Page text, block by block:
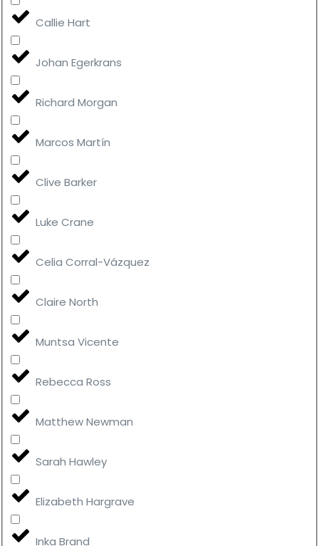
Callie Hart
Johan Egerkrans
Richard Morgan
Marcos Martín
Clive Barker
Luke Crane
Celia Corral-Vázquez
Claire North
Muntsa Vicente
Rebecca Ross
Matthew Newman
Sarah Hawley
Elizabeth Hargrave
Inka Brand